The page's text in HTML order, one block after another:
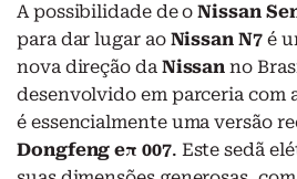
A possibilidade de oNissan
para dar lugar ao Nissan N7é
nova direção da Nissan no
desenvolvido em parceria com
é essencialmente uma versão
Dongfeng eπ 007. Este sedã